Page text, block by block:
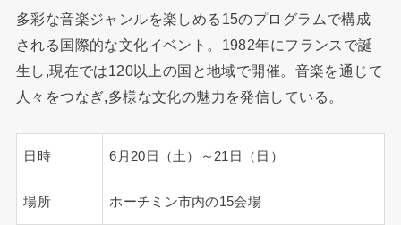
多彩な音楽ジャンルを楽しめる15のプログラムで構成
される国際的な文化イベント。1982年にフランスで誕
生し,現在では120以上の国と地域で開催。音楽を通じて
人々をつなぎ,多様な文化の魅力を発信している。
日時 6月20日（土）～21日（日）
場所 ホーチミン市内の15会場